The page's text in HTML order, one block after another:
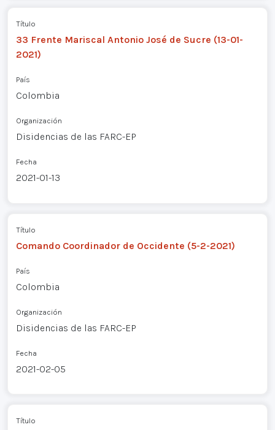
Título
33 Frente Mariscal Antonio José de Sucre (13-01-
2021)
País
Colombia
Organización
Disidencias de las FARC-EP
Fecha
2021-01-13
Título
Comando Coordinador de Occidente (5-2-2021)
País
Colombia
Organización
Disidencias de las FARC-EP
Fecha
2021-02-05
Título